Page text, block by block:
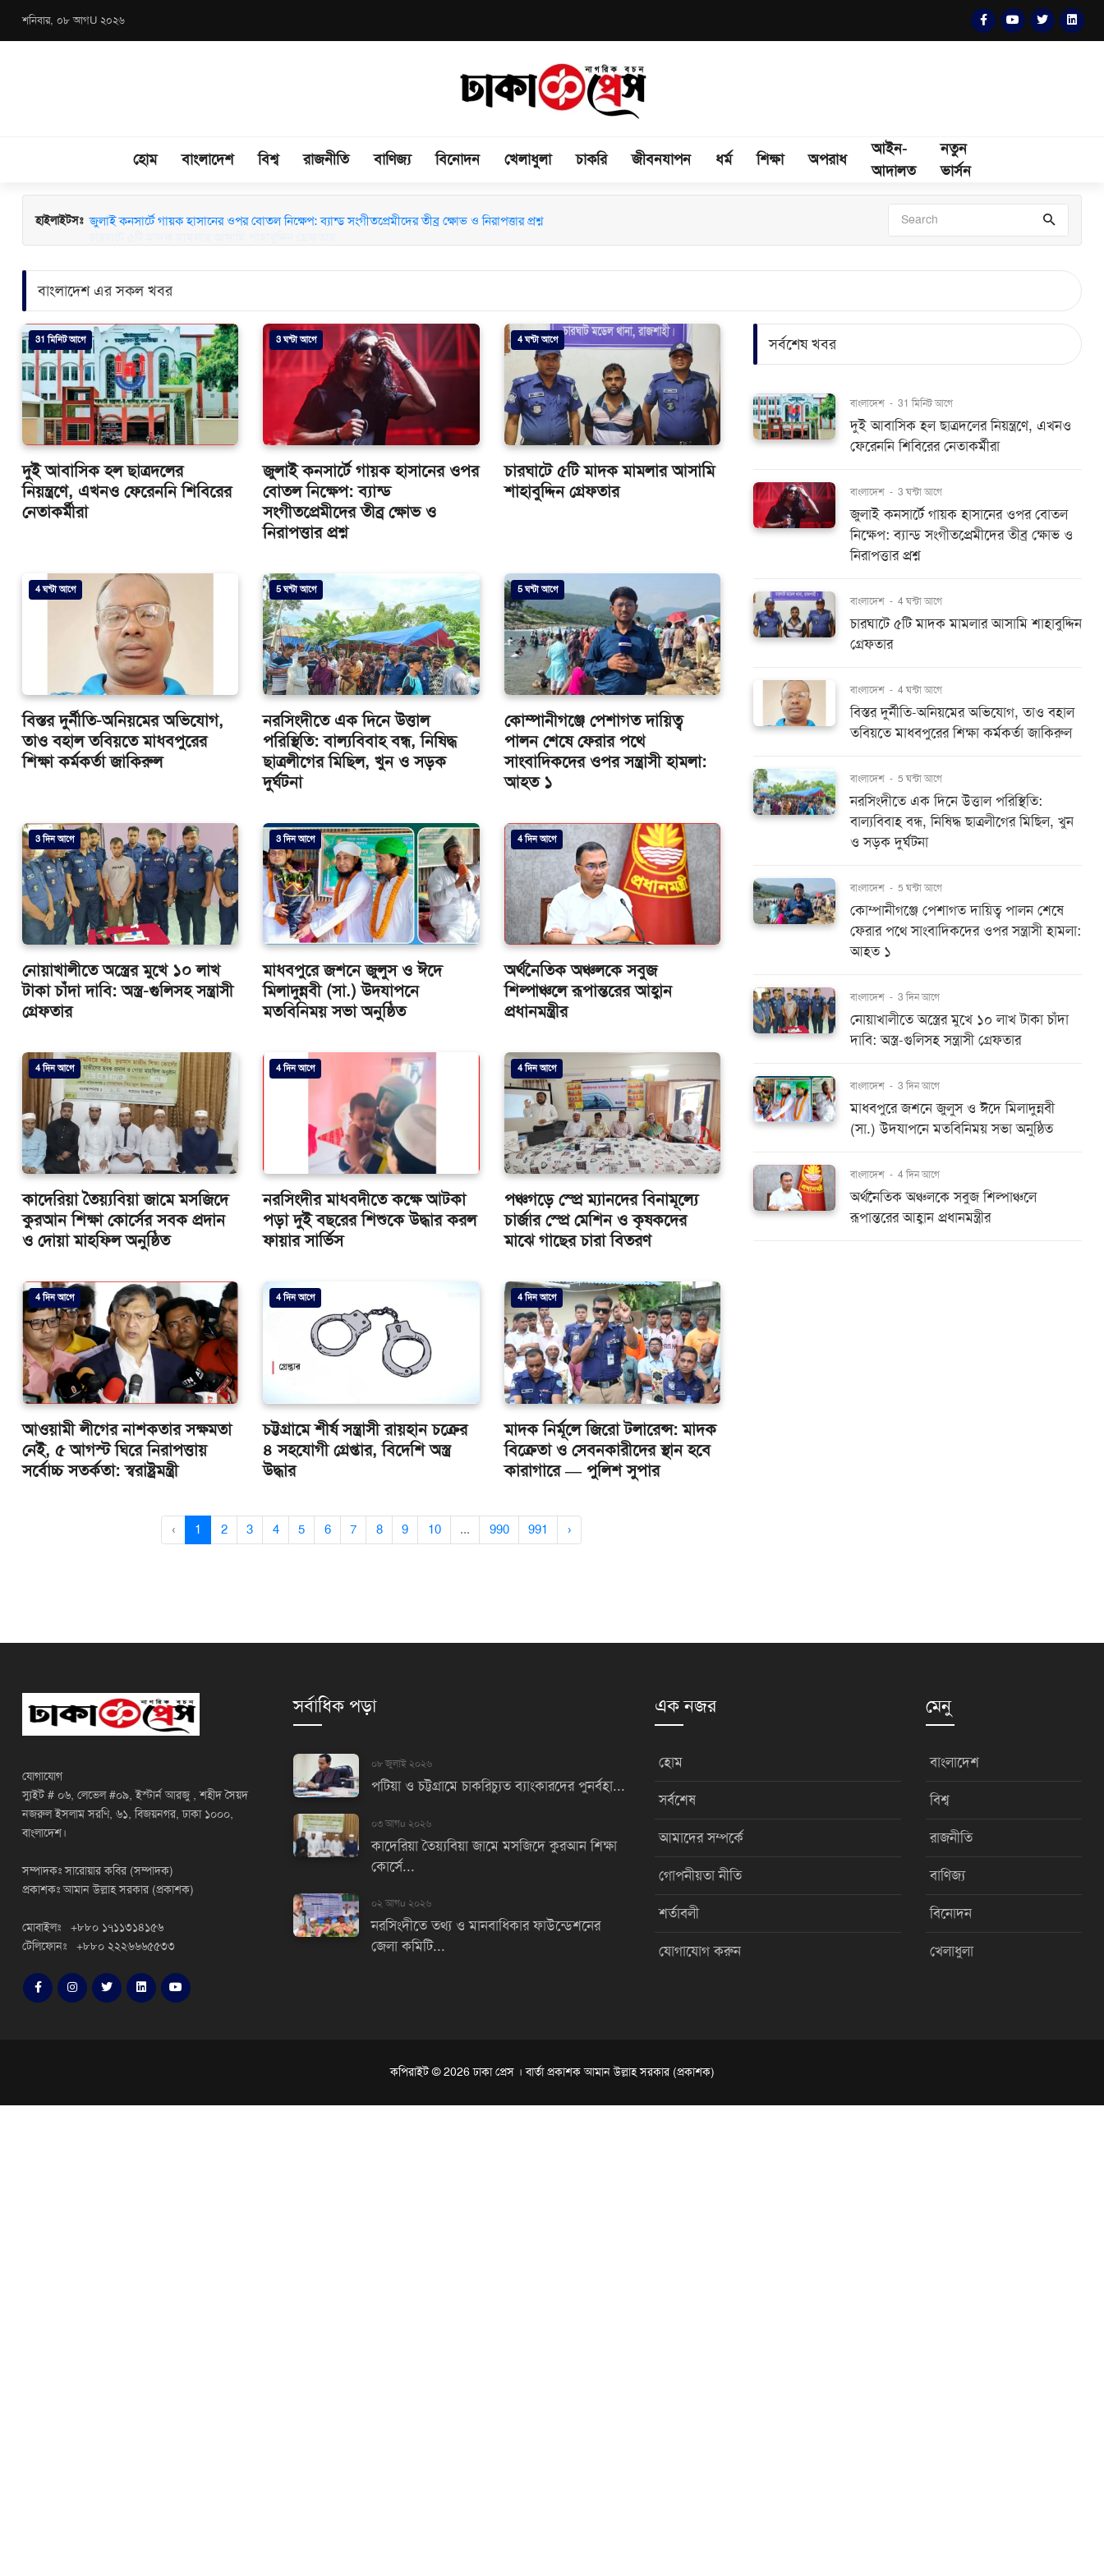
শনিবার, ০৮ আগU ২০২৬
হোম বাংলাদেশ বিশ্ব রাজনীতি বাণিজ্য বিনোদন খেলাধুলা চাকরি জীবনযাপন ধর্ম শিক্ষা অপরাধ
আইন-
আদালত
নতুন
ভার্সন
হাইলাইটসঃ চারঘাটে ৫টি মাদক মামলার আসামি শাহাবুদ্দিন গ্রেফতার
বাংলাদেশ এর সকল খবর
31 মিনিট আগে
দুই আবাসিক হল ছাত্রদলের
নিয়ন্ত্রণে, এখনও ফেরেননি শিবিরের
নেতাকর্মীরা
3 ঘন্টা আগে
জুলাই কনসার্টে গায়ক হাসানের ওপর
বোতল নিক্ষেপ: ব্যান্ড
সংগীতপ্রেমীদের তীব্র ক্ষোভ ও
নিরাপত্তার প্রশ্ন
4 ঘন্টা আগে
চারঘাটে ৫টি মাদক মামলার আসামি
শাহাবুদ্দিন গ্রেফতার
4 ঘন্টা আগে
বিস্তর দুর্নীতি-অনিয়মের অভিযোগ,
তাও বহাল তবিয়তে মাধবপুরের
শিক্ষা কর্মকর্তা জাকিরুল
5 ঘন্টা আগে
নরসিংদীতে এক দিনে উত্তাল
পরিস্থিতি: বাল্যবিবাহ বন্ধ, নিষিদ্ধ
ছাত্রলীগের মিছিল, খুন ও সড়ক
দুর্ঘটনা
5 ঘন্টা আগে
কোম্পানীগঞ্জে পেশাগত দায়িত্ব
পালন শেষে ফেরার পথে
সাংবাদিকদের ওপর সন্ত্রাসী হামলা:
আহত ১
3 দিন আগে
নোয়াখালীতে অস্ত্রের মুখে ১০ লাখ
টাকা চাঁদা দাবি: অস্ত্র-গুলিসহ সন্ত্রাসী
গ্রেফতার
3 দিন আগে
মাধবপুরে জশনে জুলুস ও ঈদে
মিলাদুন্নবী (সা.) উদযাপনে
মতবিনিময় সভা অনুষ্ঠিত
4 দিন আগে
অর্থনৈতিক অঞ্চলকে সবুজ
শিল্পাঞ্চলে রূপান্তরের আহ্বান
প্রধানমন্ত্রীর
4 দিন আগে
কাদেরিয়া তৈয়্যবিয়া জামে মসজিদে
কুরআন শিক্ষা কোর্সের সবক প্রদান
ও দোয়া মাহফিল অনুষ্ঠিত
4 দিন আগে
নরসিংদীর মাধবদীতে কক্ষে আটকা
পড়া দুই বছরের শিশুকে উদ্ধার করল
ফায়ার সার্ভিস
4 দিন আগে
পঞ্চগড়ে স্প্রে ম্যানদের বিনামূল্যে
চার্জার স্প্রে মেশিন ও কৃষকদের
মাঝে গাছের চারা বিতরণ
4 দিন আগে
আওয়ামী লীগের নাশকতার সক্ষমতা
নেই, ৫ আগস্ট ঘিরে নিরাপত্তায়
সর্বোচ্চ সতর্কতা: স্বরাষ্ট্রমন্ত্রী
4 দিন আগে
চট্টগ্রামে শীর্ষ সন্ত্রাসী রায়হান চক্রের
৪ সহযোগী গ্রেপ্তার, বিদেশি অস্ত্র
উদ্ধার
4 দিন আগে
মাদক নির্মূলে জিরো টলারেন্স: মাদক
বিক্রেতা ও সেবনকারীদের স্থান হবে
কারাগারে — পুলিশ সুপার
‹ 1 2 3 4 5 6 7 8 9 10 ... 990 991 ›
সর্বশেষ খবর
বাংলাদেশ - 31 মিনিট আগে
দুই আবাসিক হল ছাত্রদলের নিয়ন্ত্রণে, এখনও
ফেরেননি শিবিরের নেতাকর্মীরা
বাংলাদেশ - 3 ঘন্টা আগে
জুলাই কনসার্টে গায়ক হাসানের ওপর বোতল
নিক্ষেপ: ব্যান্ড সংগীতপ্রেমীদের তীব্র ক্ষোভ ও
নিরাপত্তার প্রশ্ন
বাংলাদেশ - 4 ঘন্টা আগে
চারঘাটে ৫টি মাদক মামলার আসামি শাহাবুদ্দিন
গ্রেফতার
বাংলাদেশ - 4 ঘন্টা আগে
বিস্তর দুর্নীতি-অনিয়মের অভিযোগ, তাও বহাল
তবিয়তে মাধবপুরের শিক্ষা কর্মকর্তা জাকিরুল
বাংলাদেশ - 5 ঘন্টা আগে
নরসিংদীতে এক দিনে উত্তাল পরিস্থিতি:
বাল্যবিবাহ বন্ধ, নিষিদ্ধ ছাত্রলীগের মিছিল, খুন
ও সড়ক দুর্ঘটনা
বাংলাদেশ - 5 ঘন্টা আগে
কোম্পানীগঞ্জে পেশাগত দায়িত্ব পালন শেষে
ফেরার পথে সাংবাদিকদের ওপর সন্ত্রাসী হামলা:
আহত ১
বাংলাদেশ - 3 দিন আগে
নোয়াখালীতে অস্ত্রের মুখে ১০ লাখ টাকা চাঁদা
দাবি: অস্ত্র-গুলিসহ সন্ত্রাসী গ্রেফতার
বাংলাদেশ - 3 দিন আগে
মাধবপুরে জশনে জুলুস ও ঈদে মিলাদুন্নবী
(সা.) উদযাপনে মতবিনিময় সভা অনুষ্ঠিত
বাংলাদেশ - 4 দিন আগে
অর্থনৈতিক অঞ্চলকে সবুজ শিল্পাঞ্চলে
রূপান্তরের আহ্বান প্রধানমন্ত্রীর
যোগাযোগ
স্যুইট # ০৬, লেভেল #০৯, ইস্টার্ন আরজু , শহীদ সৈয়দ
নজরুল ইসলাম সরণি, ৬১, বিজয়নগর, ঢাকা ১০০০,
বাংলাদেশ।
সম্পাদকঃ সারোয়ার কবির (সম্পাদক)
প্রকাশকঃ আমান উল্লাহ সরকার (প্রকাশক)
মোবাইলঃ +৮৮০ ১৭১১৩১৪১৫৬
টেলিফোনঃ +৮৮০ ২২২৬৬৬৫৫৩৩
সর্বাধিক পড়া
০৮ জুলাই ২০২৬
পটিয়া ও চট্টগ্রামে চাকরিচ্যুত ব্যাংকারদের পুনর্বহা...
০৩ আগu ২০২৬
কাদেরিয়া তৈয়্যবিয়া জামে মসজিদে কুরআন শিক্ষা
কোর্সে...
০২ আগu ২০২৬
নরসিংদীতে তথ্য ও মানবাধিকার ফাউন্ডেশনের
জেলা কমিটি...
এক নজর
হোম
সর্বশেষ
আমাদের সম্পর্কে
গোপনীয়তা নীতি
শর্তাবলী
যোগাযোগ করুন
মেনু
বাংলাদেশ
বিশ্ব
রাজনীতি
বাণিজ্য
বিনোদন
খেলাধুলা
কপিরাইট © 2026 ঢাকা প্রেস । বার্তা প্রকাশক আমান উল্লাহ সরকার (প্রকাশক)